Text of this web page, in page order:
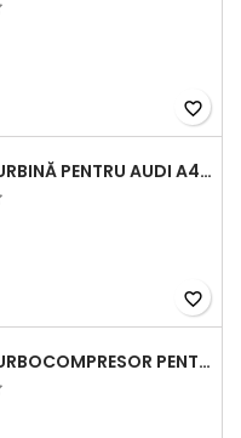
favorite_border
CARTUȘ TURBINĂ PENTRU AUDI A4, A6, SKODA SUPERB ȘI VW PASSAT, MOTOR DIESEL 1.9 TDI
favorite_border
CARTUȘ TURBOCOMPRESOR PENTRU VW, AUDI, SEAT, SKODA - MOTOR DIESEL 2.0 TDI